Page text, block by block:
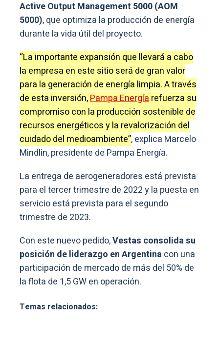
Active Output Management 5000 (AOM
5000), que optimiza la producción de energía
durante la vida útil del proyecto.
“La importante expansión que llevará a cabo
la empresa en este sitio será de gran valor
para la generación de energía limpia. A través
de esta inversión,Pampa Energíarefuerza su
compromiso con la producción sostenible de
recursos energéticos y la revalorización del
cuidado del medioambiente”, explica Marcelo
Mindlin, presidente de Pampa Energía.
La entrega de aerogeneradores está prevista
para el tercer trimestre de 2022 y la puesta en
servicio está prevista para el segundo
trimestre de 2023.
Con este nuevo pedido,Vestas consolida su
posición de liderazgo en Argentinacon una
participación de mercado de más del 50% de
la flota de 1,5 GW en operación.
Temas relacionados: